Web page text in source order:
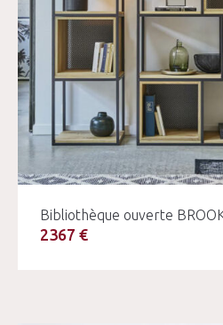
Bibliothèque ouverte
2367 €